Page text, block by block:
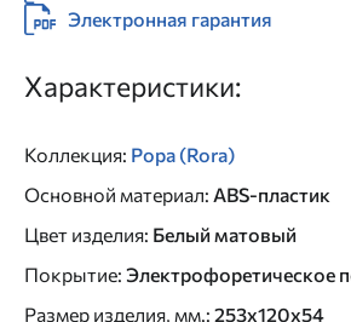
Электронная гарантия
Характеристики:
Коллекция: Рора (Rora)
Основной материал: ABS-пластик
Цвет изделия: Белый матовый
Покрытие: Электрофоретическое
Размер изделия, мм.: 253х120х54